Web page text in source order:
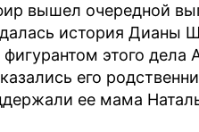
вышел очередной
история Дианы
этого
его
ее мама